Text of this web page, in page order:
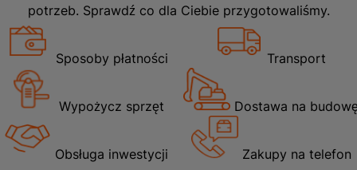
potrzeb. Sprawdź co dla Ciebie przygotowaliśmy.
Sposoby płatności Transport
Wypożycz sprzęt Dostawa na
Obsługa inwestycji Zakupy na telefon